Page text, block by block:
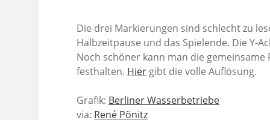
Die drei Markierungen sind schlecht zu
Halbzeitpause und das Spielende. Die Y-
Noch schöner kann man die
festhalten. Hier gibt die volle Auflösung.
Grafik: Berliner Wasserbetriebe
via: René Pönitz